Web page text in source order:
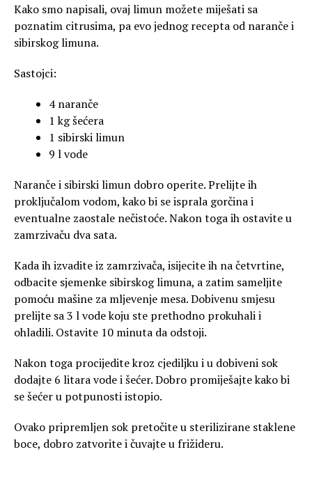
Kako smo napisali, ovaj limun možete miješati sa
poznatim citrusima, pa evo jednog recepta od naranče i
sibirskog limuna.
Sastojci:
4 naranče
1 kg šećera
1 sibirski limun
9 l vode
Naranče i sibirski limun dobro operite. Prelijte ih
proključalom vodom, kako bi se isprala gorčina i
eventualne zaostale nečistoće. Nakon toga ih ostavite u
zamrzivaču dva sata.
Kada ih izvadite iz zamrzivača, isijecite ih na četvrtine,
odbacite sjemenke sibirskog limuna, a zatim sameljite
pomoću mašine za mljevenje mesa. Dobivenu smjesu
prelijte sa 3 l vode koju ste prethodno prokuhali i
ohladili. Ostavite 10 minuta da odstoji.
Nakon toga procijedite kroz cjediljku i u dobiveni sok
dodajte 6 litara vode i šećer. Dobro promiješajte kako bi
se šećer u potpunosti istopio.
Ovako pripremljen sok pretočite u sterilizirane staklene
boce, dobro zatvorite i čuvajte u frižideru.